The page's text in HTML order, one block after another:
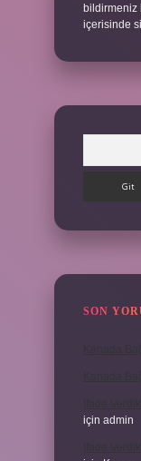
bildirmeniz
içerisinde
SON
için admin